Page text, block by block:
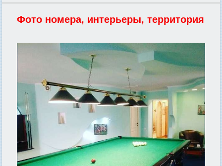
Фото номера, интерьеры, территория